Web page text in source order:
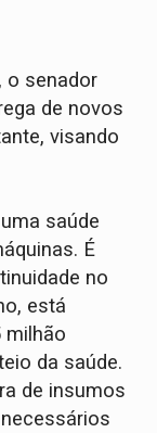
o senador
de novos
visando
saúde
É
no
está
milhão
da saúde.
de insumos